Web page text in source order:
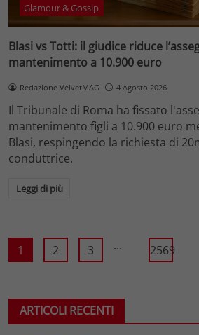
Glamour & Gossip
Blasi vs Totti: il giudice riduce
mantenimento a 10.900 euro
Redazione VelvetMAG 4 Agosto 2026
Il Tribunale di Roma ha fissato
mantenimento figli a 10.900 euro
Blasi, respingendo la richiesta di
conduttrice.
Leggi di più
1 2 3 ... 2569
ARTICOLI RECENTI